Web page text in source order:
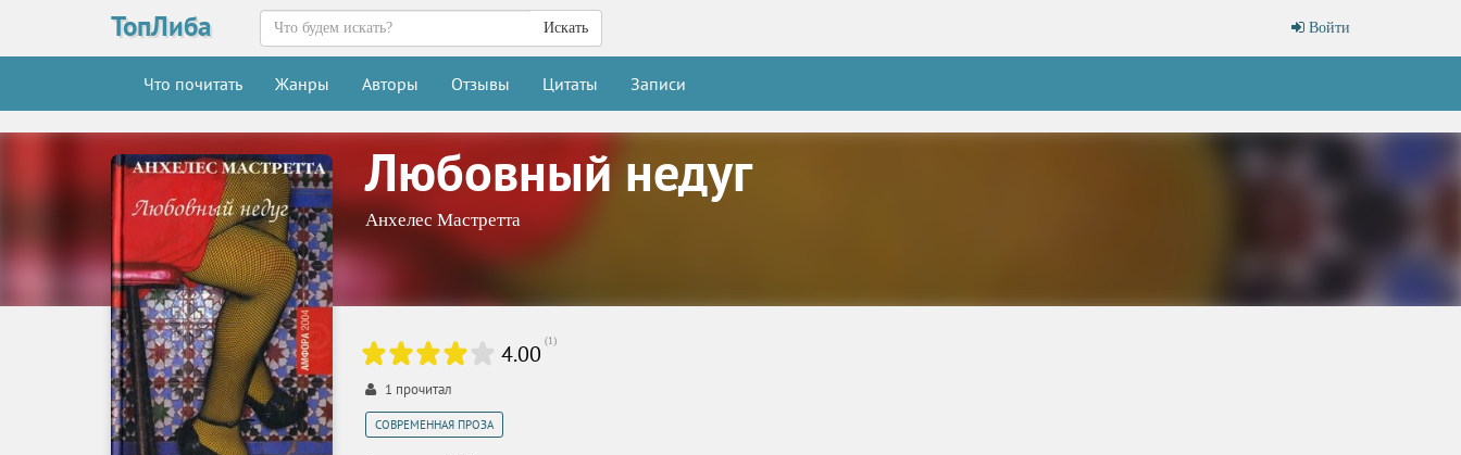
ТопЛиба Войти
Искать
Что почитать Жанры Авторы Отзывы Цитаты Записи
Любовный недуг
Анхелес Мастретта
4.00 (1)
1 прочитал
СОВРЕМЕННАЯ ПРОЗА